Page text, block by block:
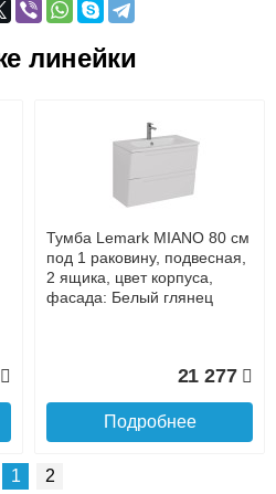
сайте в режиме реального
получении товара как при
деньги, Web-money,
(возможно и с НДС)
линейки
Тумба Lemark MIANO 80 см
под 1 раковину, подвесная,
2 ящика, цвет корпуса,
фасада: Белый глянец
21 277
Подробнее
1 2